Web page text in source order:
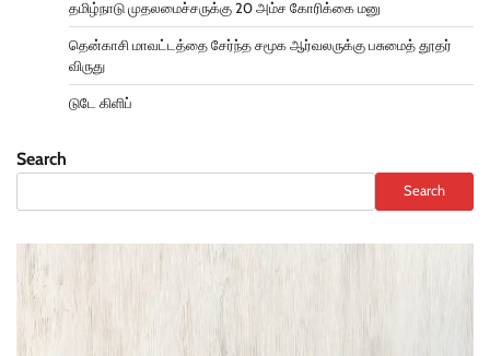
தமிழ்நாடு முதலமைச்சருக்கு 20 அம்ச கோரிக்கை மனு
தென்காசி மாவட்டத்தை சேர்ந்த சமூக ஆர்வலருக்கு பசுமைத் தூதர்
விருது
டுடே கிளிப்
Search
Search